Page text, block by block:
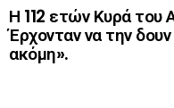
Η 112 ετών Κυρά του
Έρχονταν να την
ακόμη».